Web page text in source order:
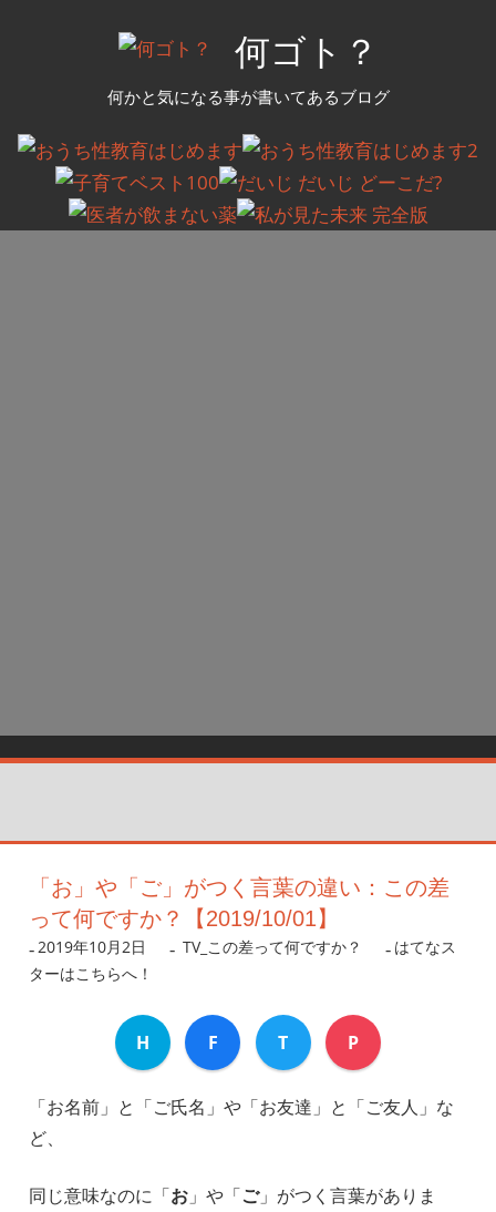
ツ
何ゴト？
何かと気になる事が書いてあるブログ
「お」や「ご」がつく言葉の違い：この差
って何ですか？【2019/10/01】
2019年10月2日 nanigoto
TV_この差って何ですか？
はてなス
ターはこちらへ！
H F T P
「お名前」と「ご氏名」や「お友達」と「ご友人」な
ど、
同じ意味なのに「お」や「ご」がつく言葉がありま